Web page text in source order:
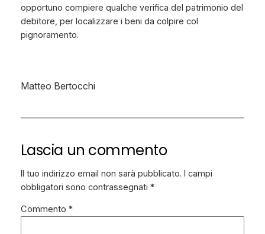
opportuno compiere qualche verifica del patrimonio del
debitore, per localizzare i beni da colpire col
pignoramento.
Matteo Bertocchi
Lascia un commento
Il tuo indirizzo email non sarà pubblicato. I campi
obbligatori sono contrassegnati *
Commento *